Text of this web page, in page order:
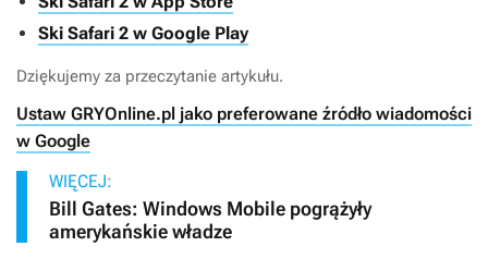
Ski Safari 2 w Google Play
Dziękujemy za przeczytanie artykułu.
Ustaw GRYOnline.pl jako preferowane źródło wiadomości
w Google
WIĘCEJ:
Bill Gates: Windows Mobile pogrążyły
amerykańskie władze